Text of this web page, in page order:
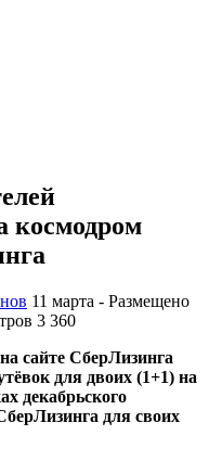
космодром
11 марта - Размещено
3 360
сайте СберЛизинга
для двоих (1+1) на
декабрьского
для своих